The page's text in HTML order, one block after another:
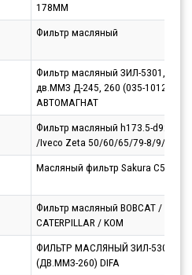
178ММ
Фильтр масляный
Фильтр масляный ЗИЛ-5301,
дв.ММЗ Д-245, 260 (035-1012005)
АВТОМАГНАТ
Фильтр масляный h173.5-d92/ 3/4
/Iveco Zeta 50/60/65/79-8/9/10
Масляный фильтр Sakura C5102
Фильтр масляный BOBCAT /
CATERPILLAR / KOM
ФИЛЬТР МАСЛЯНЫЙ ЗИЛ-
(ДВ.ММЗ-260) DIFA